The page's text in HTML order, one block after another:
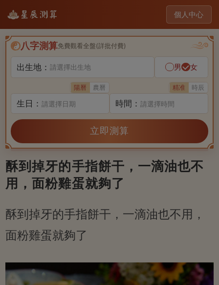
個人中心
八字測算免費觀看全盤(詳批付費)
出生地：請選擇出生地 男 女
陽曆 農曆
生日：請選擇日期
精准 時辰
時間：請選擇時間
立即測算
酥到掉牙的手指餅干，一滴油也不
用，面粉雞蛋就夠了
酥到掉牙的手指餅干，一滴油也不用，
面粉雞蛋就夠了